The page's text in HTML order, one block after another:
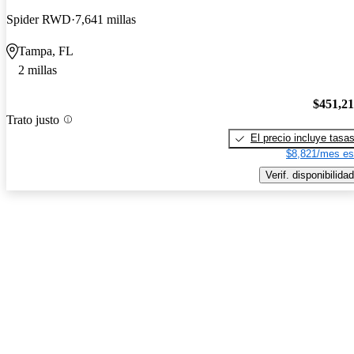
Spider RWD 7,641 millas
Tampa, FL
2 millas
Trato justo
El precio incluye tasas
$8,821/mes
Verif. disponibilidad